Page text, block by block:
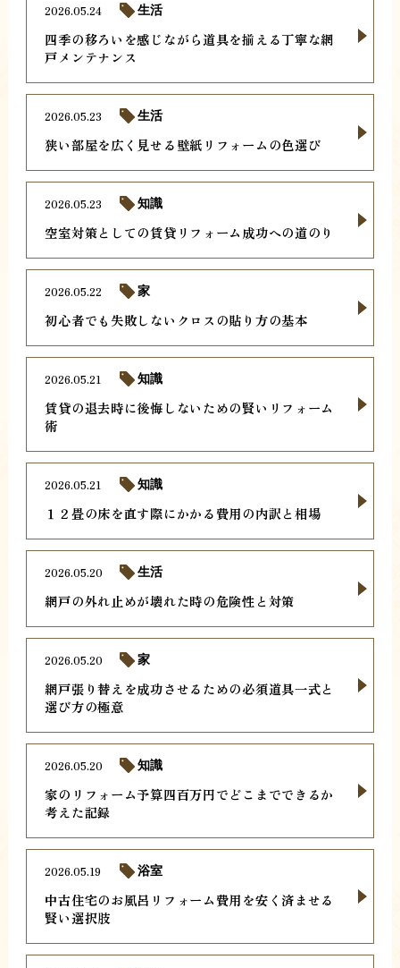
四季の移ろいを感じながら道具を揃える丁寧な網
戸メンテナンス
2026.05.24 生活
狭い部屋を広く見せる壁紙リフォームの色選び
2026.05.23 生活
空室対策としての賃貸リフォーム成功への道のり
2026.05.23 知識
初心者でも失敗しないクロスの貼り方の基本
2026.05.22 家
賃貸の退去時に後悔しないための賢いリフォーム
術
2026.05.21 知識
１２畳の床を直す際にかかる費用の内訳と相場
2026.05.21 知識
網戸の外れ止めが壊れた時の危険性と対策
2026.05.20 生活
網戸張り替えを成功させるための必須道具一式と
選び方の極意
2026.05.20 家
家のリフォーム予算四百万円でどこまでできるか
考えた記録
2026.05.20 知識
中古住宅のお風呂リフォーム費用を安く済ませる
賢い選択肢
2026.05.19 浴室